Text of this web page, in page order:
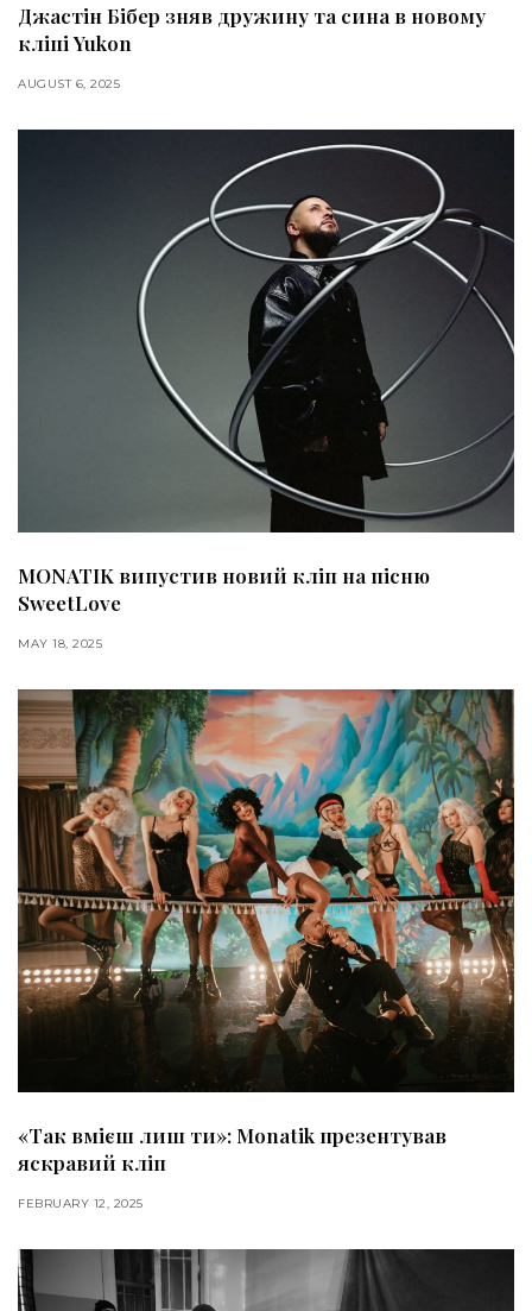
Джастін Бібер зняв дружину та сина в новому
кліпі Yukon
AUGUST 6, 2025
MONATIK випустив новий кліп на пісню
SweetLove
MAY 18, 2025
«Так вмієш лиш ти»: Monatik презентував
яскравий кліп
FEBRUARY 12, 2025